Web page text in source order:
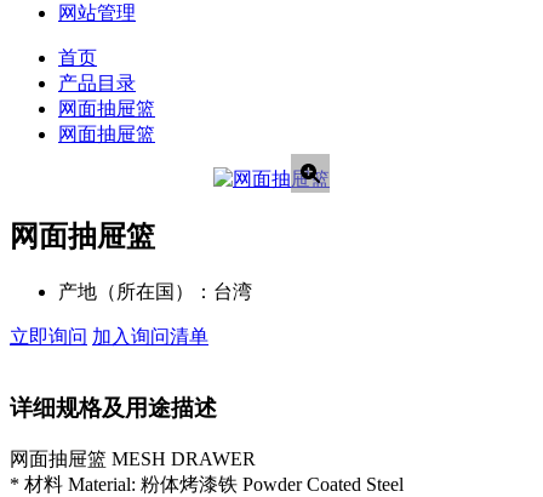
网站管理
首页
产品目录
网面抽屉篮
网面抽屉篮
网面抽屉篮
产地（所在国）： 台湾
立即询问 加入询问清单
详细规格及用途描述
网面抽屉篮 MESH DRAWER
* 材料 Material: 粉体烤漆铁 Powder Coated Steel